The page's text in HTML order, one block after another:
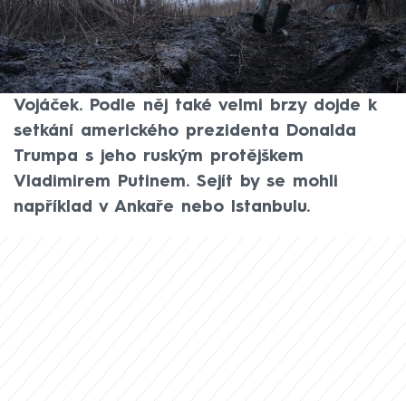
Rusko i Ukrajina cítí, že budou Spojenými
státy tlačeny k dohodě, řekl ve vysílání
CNN Prima NEWS vojenský analytik Jiří
Vojáček. Podle něj také velmi brzy dojde k
setkání amerického prezidenta Donalda
Trumpa s jeho ruským protějškem
Vladimirem Putinem. Sejít by se mohli
například v Ankaře nebo Istanbulu.